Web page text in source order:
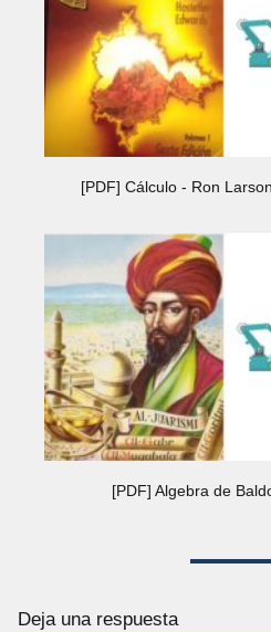
[PDF] Cálculo - Ron
[PDF] Algebra de
Deja una respuesta